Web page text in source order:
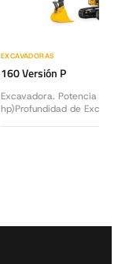
EXCAVADORAS
160 Versión P
Excavadora. Potencia
hp)Profundidad de